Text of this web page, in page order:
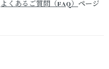
よくあるご質問（FAQ）ページ